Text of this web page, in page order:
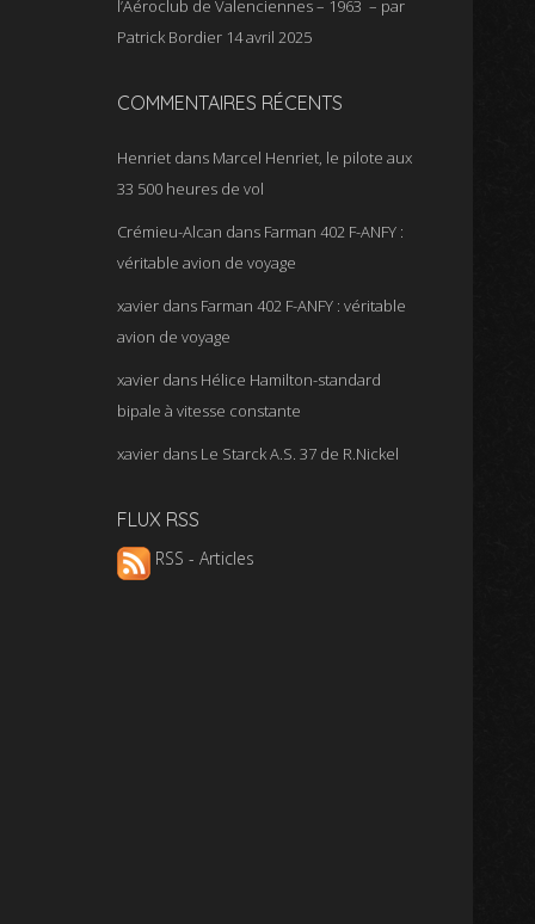
l’Aéroclub de Valenciennes – 1963 – par
Patrick Bordier 14 avril 2025
COMMENTAIRES RÉCENTS
Henriet dans Marcel Henriet, le pilote aux
33 500 heures de vol
Crémieu-Alcan dans Farman 402 F-ANFY :
véritable avion de voyage
xavier dans Farman 402 F-ANFY : véritable
avion de voyage
xavier dans Hélice Hamilton-standard
bipale à vitesse constante
xavier dans Le Starck A.S. 37 de R.Nickel
FLUX RSS
RSS - Articles